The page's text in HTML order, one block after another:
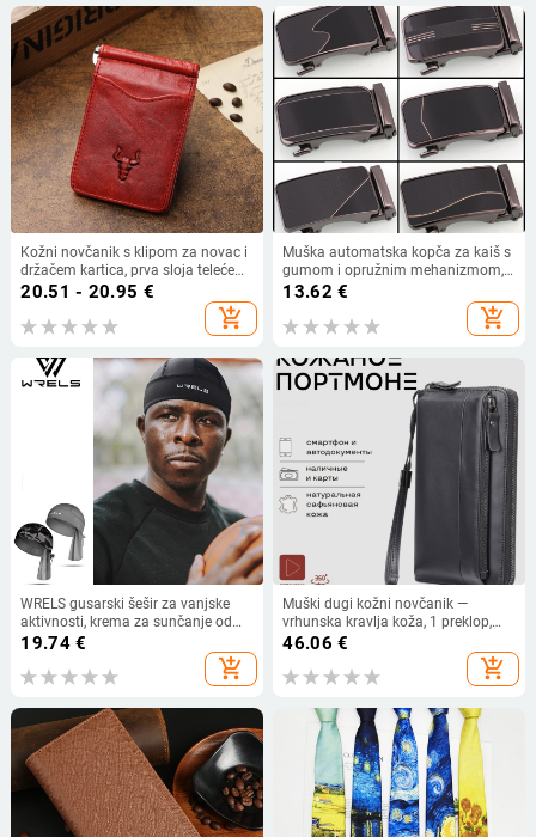
Kožni novčanik s klipom za novac i
držačem kartica, prva sloja teleće
kože, jednofobna boja, poslovni stil,
brend Famous craftsman family
20.51 - 20.95 €
add_shopping_cart
Muška automatska kopča za kaiš s
gumom i opružnim mehanizmom,
kvadratna glava od legure, poslovni
13.62 €
add_shopping_cart
WRELS gusarski šešir za vanjske
aktivnosti, krema za sunčanje od
ledene svile, brzosušeća podstava
za biciklističku kacigu, ljetni šešir,
prozračni Harley šešir
19.74€
add_shopping_cart
Muški dugi kožni novčanik —
vrhunska kravlja koža, 1 preklop,
podstava od poliester-pamuka;
otporan na habanje, zaštita od
krađe
46.06 €
add_shopping_cart